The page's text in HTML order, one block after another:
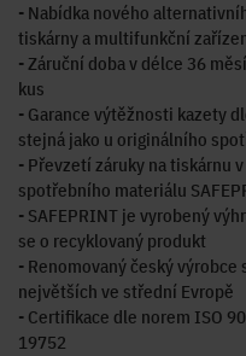
- Nabídka nového
tiskárny a multifunkční
- Záruční doba v délce 36
kus
- Garance výtěžnosti kazety
stejná jako u originálního
- Převzetí záruky na tiskárnu
spotřebního materiálu
- SAFEPRINT je vyrobený
se o recyklovaný produkt
- Renomovaný český
největších ve střední Evropě
- Certifikace dle norem ISO
19752